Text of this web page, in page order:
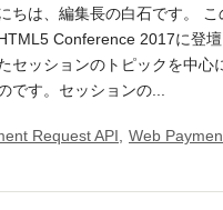
ちは、編集長の白石です。
Conference 2017に登
セッションのトピックを中心
です。セッションの...
Request API Web